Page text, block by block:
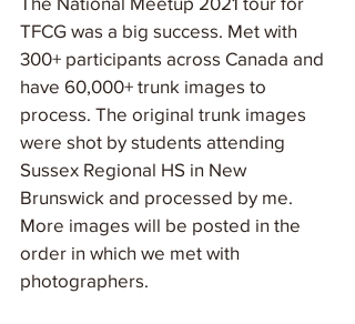
TFCG was a big success. Met with
300+ participants across Canada and
have 60,000+ trunk images to
process. The original trunk images
were shot by students attending
Sussex Regional HS in New
Brunswick and processed by me.
More images will be posted in the
order in which we met with
photographers.